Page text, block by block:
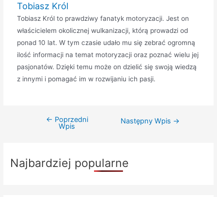
Tobiasz Król
Tobiasz Król to prawdziwy fanatyk motoryzacji. Jest on
właścicielem okolicznej wulkanizacji, którą prowadzi od
ponad 10 lat. W tym czasie udało mu się zebrać ogromną
ilość informacji na temat motoryzacji oraz poznać wielu jej
pasjonatów. Dzięki temu może on dzielić się swoją wiedzą
z innymi i pomagać im w rozwijaniu ich pasji.
Nawigacja
← Poprzedni
Wpis
Następny Wpis →
Najbardziej popularne